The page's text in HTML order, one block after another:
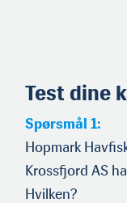
Test dine
Spørsmål 1:
Hopmark
Krossfjord AS
Hvilken?